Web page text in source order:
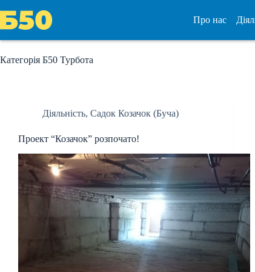
до
вмісту
Про нас
Категорія Б50 Турбота
Діяльність, Садок Козачок (Буча)
Проект “Козачок” розпочато!